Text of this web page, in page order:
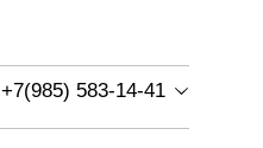
+7(985) 583-14-41